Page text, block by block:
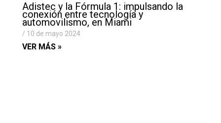
Adistec y la Fórmula 1: impulsando la
conexión entre tecnología y
automovilismo, en Miami
10 de mayo 2024
VER MÁS »